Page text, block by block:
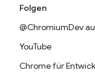
Folgen
@ChromiumDev
YouTube
Chrome für